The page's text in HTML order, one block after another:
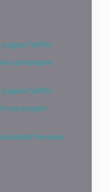
pagare l’affitto
per pagare
pagare l’affitto
per pagare
francese